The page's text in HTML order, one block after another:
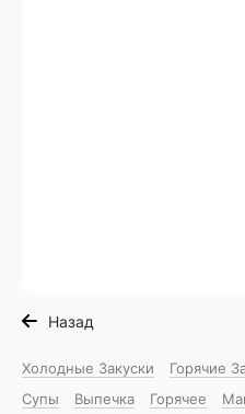
Назад
Холодные Закуски Горячие
Супы
Выпечка Горячее